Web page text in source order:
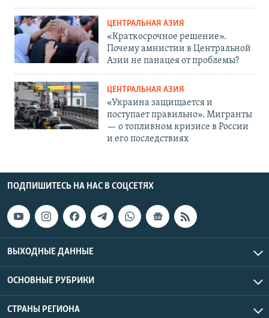
ЦЕНТРАЛЬНАЯ АЗИЯ
«Краткосрочное решение».
Почему амнистии в Центральной
Азии не панацея от проблемы?
ЦЕНТРАЛЬНАЯ АЗИЯ
«Украина защищается и
поступает правильно». Мигранты
— о топливном кризисе в России
и его последствиях
ПОДПИШИТЕСЬ НА НАС В СОЦСЕТЯХ
ВЫХОДНЫЕ ДАННЫЕ
ОСНОВНЫЕ РУБРИКИ
СТРАНЫ РЕГИОНА